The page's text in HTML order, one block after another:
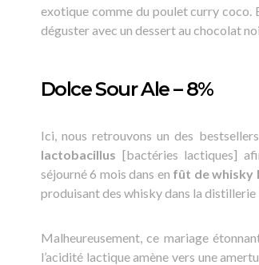
exotique comme du poulet curry coco.
déguster avec un dessert au chocolat
Dolce Sour Ale – 8%
Ici, nous retrouvons un des
lactobacillus [bactéries lactiques]
séjourné 6 mois dans en fût de whisky
produisant des whisky dans la distillerie
Malheureusement, ce mariage
l’acidité lactique amène vers une